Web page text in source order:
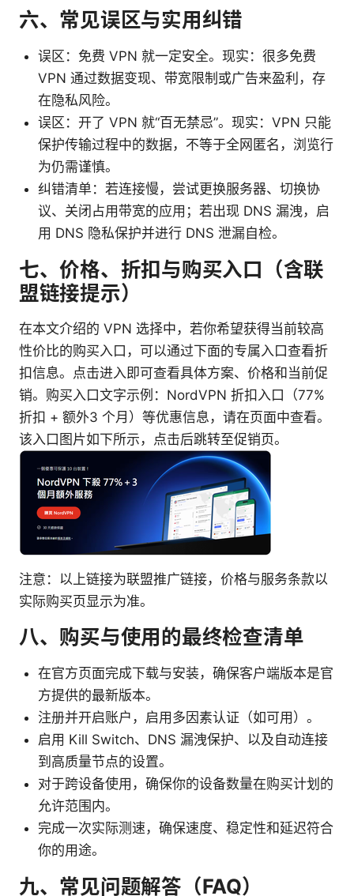
六、常见误区与实用纠错
误区：免费 VPN 就一定安全。现实：很多免费
VPN 通过数据变现、带宽限制或广告来盈利，存
在隐私风险。
误区：开了 VPN 就“百无禁忌”。现实：VPN 只能
保护传输过程中的数据，不等于全网匿名，浏览行
为仍需谨慎。
纠错清单：若连接慢，尝试更换服务器、切换协
议、关闭占用带宽的应用；若出现 DNS 漏洩，启
用 DNS 隐私保护并进行 DNS 泄漏自检。
七、价格、折扣与购买入口（含联
盟链接提示）
在本文介绍的 VPN 选择中，若你希望获得当前较高
性价比的购买入口，可以通过下面的专属入口查看折
扣信息。点击进入即可查看具体方案、价格和当前促
销。购买入口文字示例：NordVPN 折扣入口（77%
折扣 + 额外3 个月）等优惠信息，请在页面中查看。
该入口图片如下所示，点击后跳转至促销页。
注意：以上链接为联盟推广链接，价格与服务条款以
实际购买页显示为准。
八、购买与使用的最终检查清单
在官方页面完成下载与安装，确保客户端版本是官
方提供的最新版本。
注册并开启账户，启用多因素认证（如可用）。
启用 Kill Switch、DNS 漏洩保护、以及自动连接
到高质量节点的设置。
对于跨设备使用，确保你的设备数量在购买计划的
允许范围内。
完成一次实际测速，确保速度、稳定性和延迟符合
你的用途。
九、常见问题解答（FAQ）